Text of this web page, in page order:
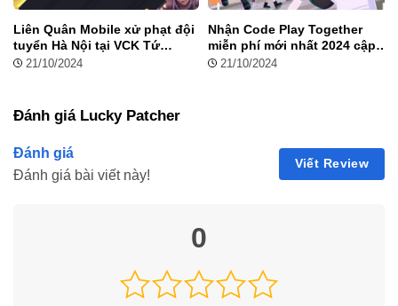
Liên Quân Mobile xử phạt đội
tuyển Hà Nội tại VCK Tứ
Phương Đại Chiến mùa xuân
21/10/2024
Nhận Code Play Together
miễn phí mới nhất 2024 cập
nhật liên tục
21/10/2024
Đánh giá Lucky Patcher
Đánh giá
Đánh giá bài viết này!
Viết Review
0